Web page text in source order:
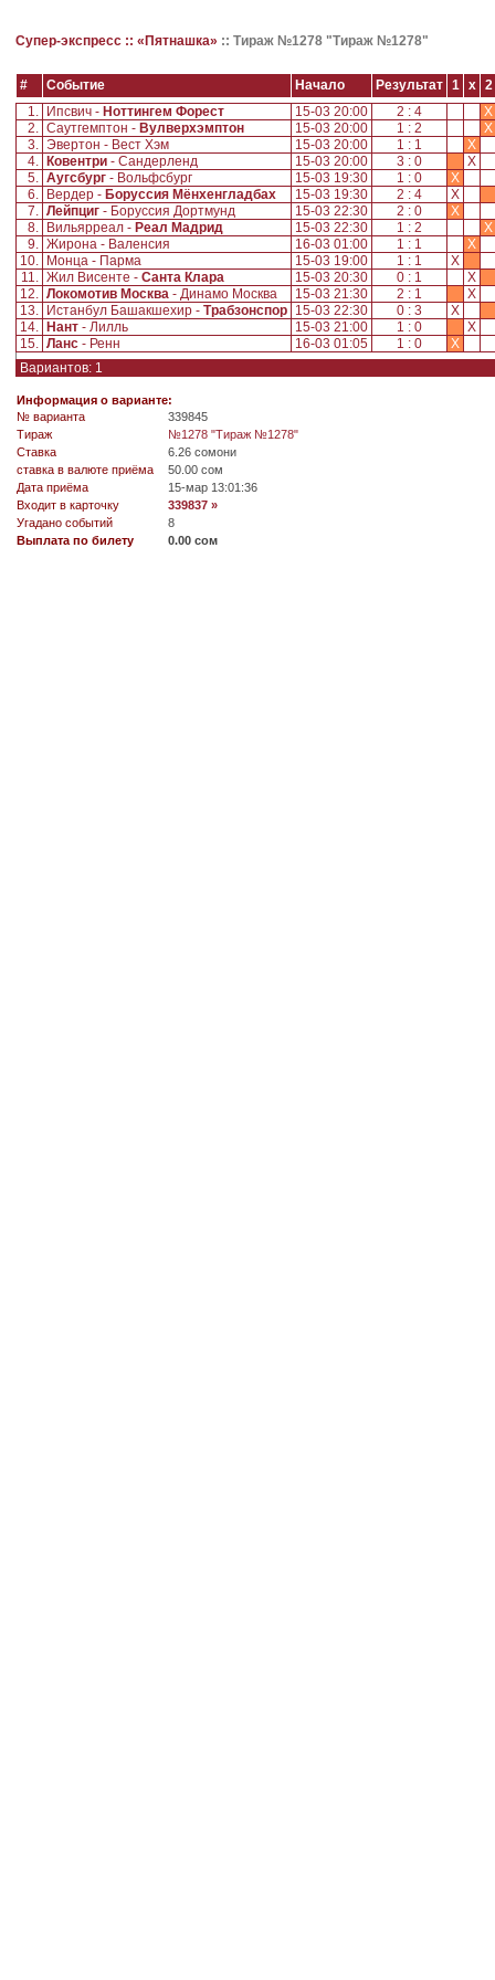
Супер-экспресс :: «Пятнашка» :: Тираж №1278 "Тираж №1278"
# Событие Начало Результат 1 x
2
1.
Ипсвич - Ноттингем Форест 15-03 20:00 2 : 4
X
2. Саутгемптон - Вулверхэмптон 15-03 20:00 1 : 2
X
3. Эвертон - Вест Хэм 15-03 20:00 1 : 1
X
4.
Ковентри - Сандерленд 15-03 20:00 3 : 0
X
5. Аугсбург - Вольфсбург 15-03 19:30 1 : 0
X
6.
Вердер - Боруссия Мёнхенгладбах 15-03 19:30 2 : 4
X
7. Лейпциг - Боруссия Дортмунд 15-03 22:30 2 : 0
X
8.
Вильярреал - Реал Мадрид 15-03 22:30 1 : 2
X
9. Жирона - Валенсия 16-03 01:00 1 : 1
X
10.
Монца - Парма 15-03 19:00 1 : 1
X
11. Жил Висенте - Санта Клара 15-03 20:30 0 : 1
X
12. Локомотив Москва - Динамо Москва 15-03 21:30 2 : 1
X
13.
Истанбул Башакшехир - Трабзонспор 15-03 22:30 0 : 3
X
14.
Нант - Лилль 15-03 21:00 1 : 0
X
15. Ланс - Ренн 16-03 01:05 1 : 0
X
Вариантов: 1
Информация о варианте:
№ варианта
339845
Tираж
№1278 "Тираж №1278"
Ставка
6.26 сомони
ставка в валюте приёма
50.00 сом
Дата приёма
15-мар 13:01:36
Входит в карточку
339837 »
Угадано событий
8
Выплата по билету
0.00 сом